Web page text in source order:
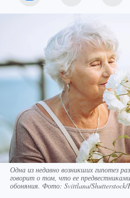
Одна из недавно возникших гипотез
говорит о том, что ее
обоняния. Фото: Svittlana/Shutterstock/